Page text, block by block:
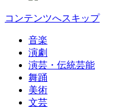
コンテンツへスキップ
音楽
演劇
演芸・伝統芸能
舞踊
美術
文芸